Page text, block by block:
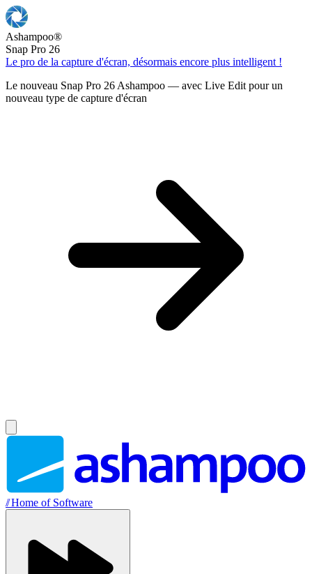
Ashampoo®
Snap Pro 26
Le pro de la capture d'écran, désormais encore plus intelligent !
Le nouveau Snap Pro 26 Ashampoo — avec Live Edit pour un
nouveau type de capture d'écran
//Home of Software